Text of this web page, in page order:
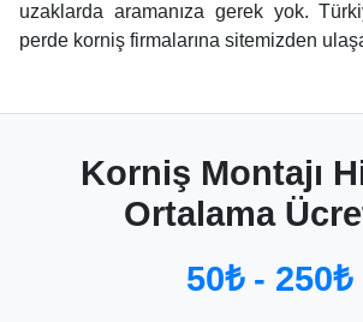
uzaklarda aramanıza gerek yok.
perde korniş firmalarına sitemizden
Korniş Montajı
Ortalama
50₺ - 250₺